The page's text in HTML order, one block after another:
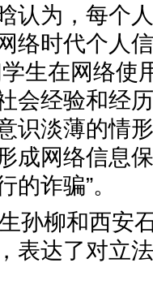
认为，每个
络时代个人
生在网络使
会经验和经
识淡薄的情
成网络信息
诈骗”。
孙柳和西安
表达了对立